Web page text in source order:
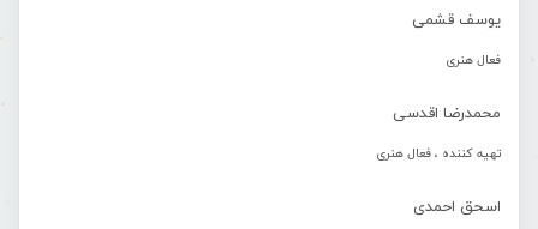
یوسف قشمی
فعال هنری
محمدرضا اقدسی
تهیه کننده ، فعال هنری
اسحق احمدی